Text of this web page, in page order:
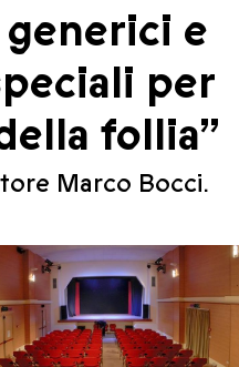
e
per
follia”
Marco Bocci.